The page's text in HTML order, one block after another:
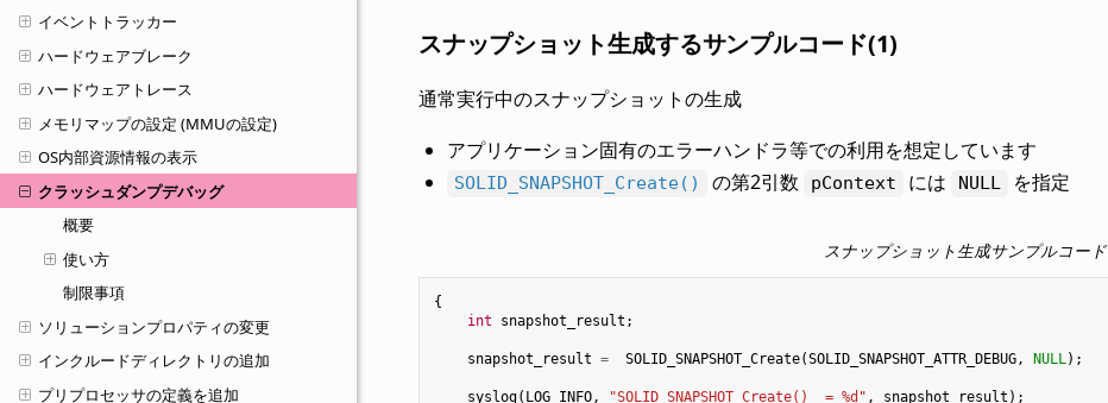
イベントトラッカー
ハードウェアブレーク
ハードウェアトレース
メモリマップの設定 (MMUの設定)
OS内部資源情報の表示
クラッシュダンプデバッグ
概要
使い方
制限事項
ソリューションプロパティの変更
インクルードディレクトリの追加
プリプロセッサの定義を追加
スナップショット生成するサンプルコード(1)
通常実行中のスナップショットの生成
アプリケーション固有のエラーハンドラ等での利用を想定しています
SOLID_SNAPSHOT_Create() の第2引数 pContext には NULL を指定
スナップショット生成サンプルコード
{
int
snapshot_result ;
snapshot_result = SOLID_SNAPSHOT_Create(SOLID_SNAPSHOT_ATTR_DEBUG, NULL);
syslog( LOG_INFO, "SOLID_SNAPSHOT_Create()  = %d" , snapshot_result );